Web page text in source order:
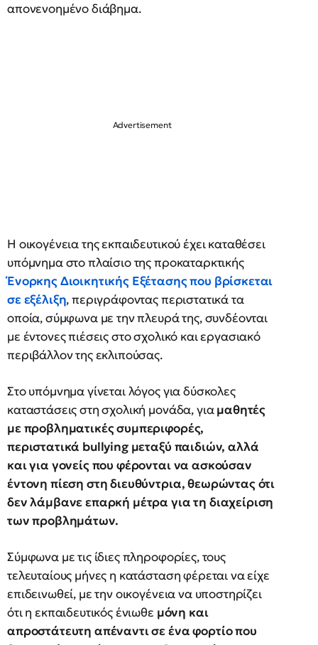
απονενοημένο διάβημα.
Η οικογένεια της εκπαιδευτικού έχει καταθέσει
υπόμνημα στο πλαίσιο της προκαταρκτικής
Ένορκης Διοικητικής Εξέτασης που βρίσκεται
σε εξέλιξη, περιγράφοντας περιστατικά τα
οποία, σύμφωνα με την πλευρά της, συνδέονται
με έντονες πιέσεις στο σχολικό και εργασιακό
περιβάλλον της εκλιπούσας.
Στο υπόμνημα γίνεται λόγος για δύσκολες
καταστάσεις στη σχολική μονάδα, γιαμαθητές
με προβληματικές συμπεριφορές,
περιστατικά bullying μεταξύ παιδιών, αλλά
και για γονείς που φέρονται να ασκούσαν
έντονη πίεση στη διευθύντρια, θεωρώντας ότι
δεν λάμβανε επαρκή μέτρα για τη διαχείριση
των προβλημάτων.
Σύμφωνα με τις ίδιες πληροφορίες, τους
τελευταίους μήνες η κατάσταση φέρεται να είχε
επιδεινωθεί, με την οικογένεια να υποστηρίζει
ότι η εκπαιδευτικός ένιωθε μόνη και
απροστάτευτη απέναντι σε ένα φορτίο που